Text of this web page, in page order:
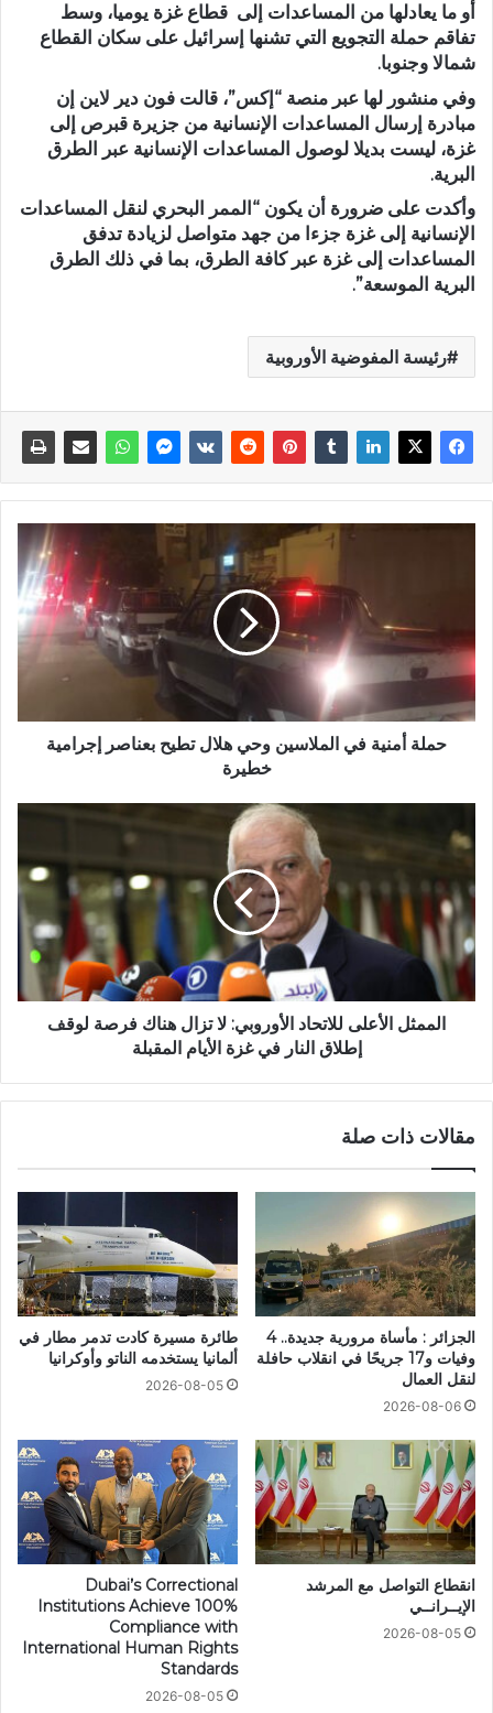
أو ما يعادلها من المساعدات إلى قطاع غزة يوميا، وسط
تفاقم حملة التجويع التي تشنها إسرائيل على سكان القطاع
شمالا وجنوبا.
وفي منشور لها عبر منصة “إكس”، قالت فون دير لاين إن
مبادرة إرسال المساعدات الإنسانية من جزيرة قبرص إلى
غزة، ليست بديلا لوصول المساعدات الإنسانية عبر الطرق
البرية.
وأكدت على ضرورة أن يكون “الممر البحري لنقل المساعدات
الإنسانية إلى غزة جزءا من جهد متواصل لزيادة تدفق
المساعدات إلى غزة عبر كافة الطرق، بما في ذلك الطرق
البرية الموسعة”.
رئيسة المفوضية الأوروبية
حملة أمنية في الملاسين وحي هلال تطيح بعناصر إجرامية
خطيرة
الممثل الأعلى للاتحاد الأوروبي: لا تزال هناك فرصة لوقف
إطلاق النار في غزة الأيام المقبلة
مقالات ذات صلة
الجزائر : مأساة مرورية جديدة.. 4
وفيات و17 جريحًا في انقلاب حافلة
لنقل العمال
2026-08-06
طائرة مسيرة كادت تدمر مطار في
ألمانيا يستخدمه الناتو وأوكرانيا
2026-08-05
انقطاع التواصل مع المرشد
الإيــرانــي
2026-08-05
Dubai’s Correctional
Institutions Achieve 100%
Compliance with
International Human Rights
Standards
2026-08-05